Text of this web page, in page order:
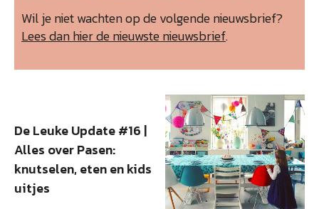
Wil je niet wachten op de volgende nieuwsbrief?
Lees dan hier de nieuwste nieuwsbrief.
De Leuke Update #16 |
Alles over Pasen:
knutselen, eten en kids
uitjes